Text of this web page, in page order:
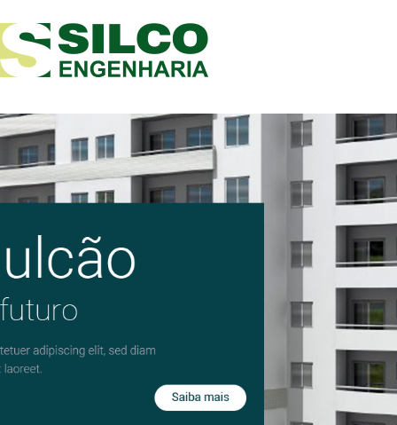
Home A Empresa Empreendimentos
Contato